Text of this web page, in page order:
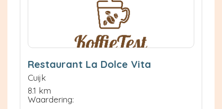
Restaurant La Dolce Vita
Cuijk
8.1 km
Waardering: